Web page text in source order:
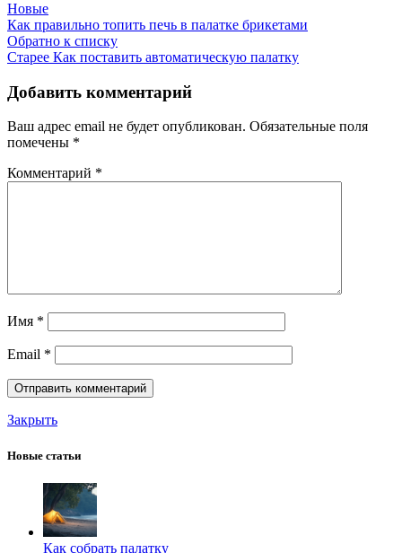
Новые
Как правильно топить печь в палатке брикетами
Обратно к списку
Старее Как поставить автоматическую палатку
Добавить комментарий
Ваш адрес email не будет опубликован. Обязательные поля
помечены *
Комментарий *
Имя *
Email *
Закрыть
Новые статьи
Как собрать палатку